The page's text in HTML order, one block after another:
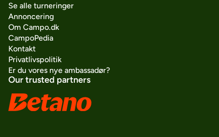
Se alle turneringer
Annoncering
Om Campo.dk
CampoPedia
Kontakt
Privatlivspolitik
Er du vores nye ambassadør?
Our trusted partners